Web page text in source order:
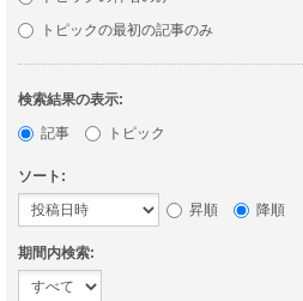
トピックの最初の記事のみ
検索結果の表示:
記事
トピック
ソート:
昇順
降順
期間内検索: